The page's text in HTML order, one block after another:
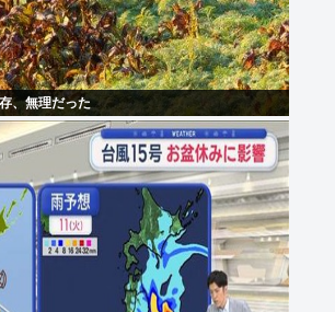
、無理だった